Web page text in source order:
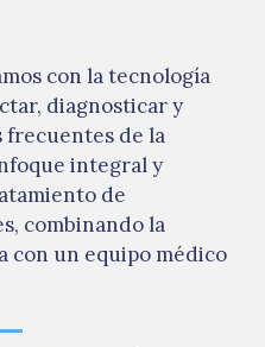
con la tecnología
diagnosticar y
frecuentes de la
integral y
de
combinando la
con un equipo médico